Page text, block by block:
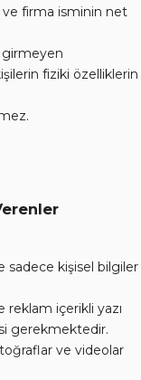
ve firma isminin net
girmeyen
fiziki özelliklerin
sadece kişisel bilgiler
reklam içerikli yazı
gerekmektedir.
ve videolar